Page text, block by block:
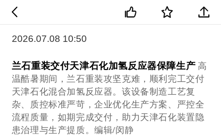
2026.07.08 10:50
兰石重装交付天津石化加氢反应器保障生产 高
温酷暑期间，兰石重装攻坚克难，顺利完工交付
天津石化混合加氢反应器。该设备制造工艺复
杂、质控标准严苛，企业优化生产方案、严控全
流程质量，如期完成交付，助力天津石化装置隐
患治理与生产提质。编辑/闵静